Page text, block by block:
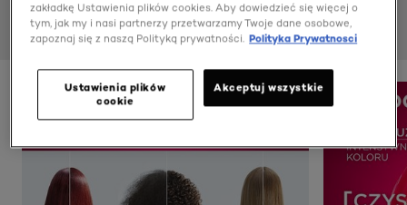
zakładkę Ustawienia plików cookies. Aby dowiedzieć się więcej o
tym, jak my i nasi partnerzy przetwarzamy Twoje dane osobowe,
zapoznaj się z naszą Polityką prywatności. Polityka Prywatnosci
Ustawienia plików
cookie
Akceptuj wszystkie